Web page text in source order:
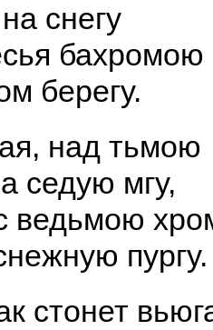
снегу
бахромою
берегу.
над тьмою
седую мгу,
ведьмою
пургу.
стонет